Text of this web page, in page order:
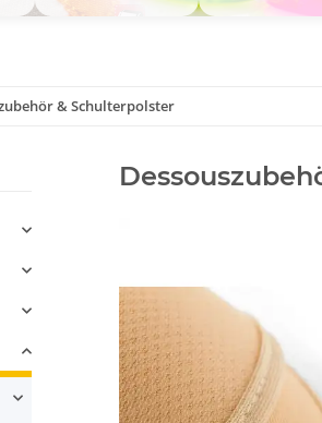
& Schulterpolster